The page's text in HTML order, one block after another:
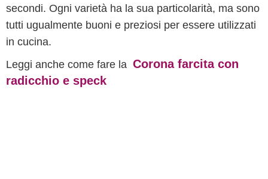
secondi. Ogni varietà ha la sua particolarità, ma sono
tutti ugualmente buoni e preziosi per essere utilizzati
in cucina.
Leggi anche come fare la Corona farcita con
radicchio e speck